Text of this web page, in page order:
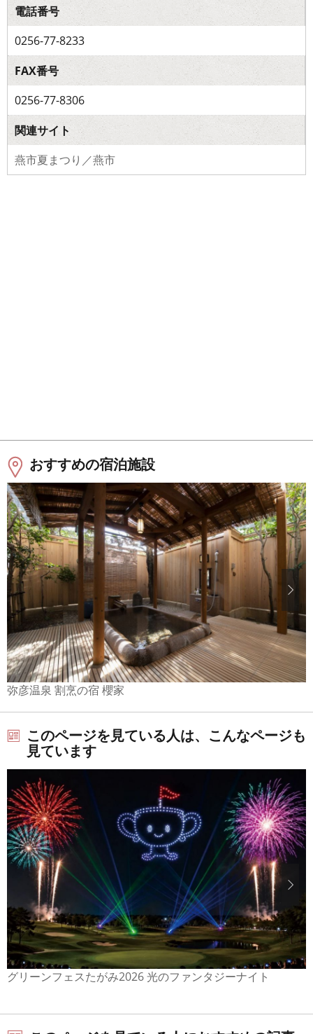
電話番号
0256-77-8233
FAX番号
0256-77-8306
関連サイト
燕市夏まつり／燕市
おすすめの宿泊施設
弥彦温泉 割烹の宿 櫻家
このページを見ている人は、こんなページも
見ています
グリーンフェスたがみ2026 光のファンタジーナイト